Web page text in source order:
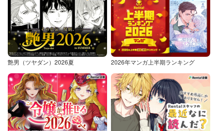
艶男（ツヤダン）2026夏 2026年マンガ上半期ランキング